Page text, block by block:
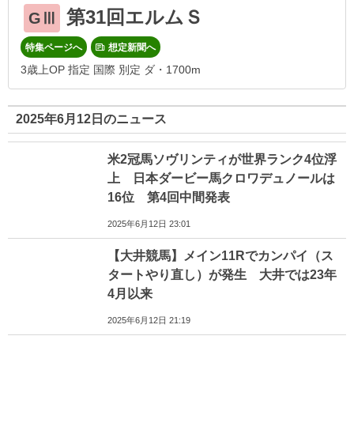
GⅢ 第31回エルムＳ
特集ページへ 想定新聞へ
3歳上OP 指定 国際 別定 ダ・1700m
2025年6月12日のニュース
米2冠馬ソヴリンティが世界ランク4位浮
上 日本ダービー馬クロワデュノールは
16位 第4回中間発表
2025年6月12日 23:01
【大井競馬】メイン11Rでカンパイ（ス
タートやり直し）が発生 大井では23年
4月以来
2025年6月12日 21:19